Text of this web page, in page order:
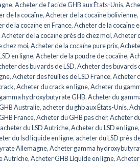
,Acheter de l’acide GHB aux États-Unis,
de la cocaïne,Acheter de la cocaïne bolivienne,
de la cocaïne en France,Acheter de la cocaïne
Acheter de la cocaïne près de chez moi,Acheter
chez moi,Acheter de la cocaïne pure prix,
en ligne,Acheter de la poudre de cocaïne,
des buvards de LSD,Acheter des buvards
,Acheter des feuilles de LSD France,Acheter
,Acheter du crack en ligne,Acheter du
hydroxybutyrate GHB,Acheter du
Australie, acheter du ghb aux États-Unis,
France,Acheter du GHB pas cher,Acheter
acheter du LSD Autriche,Acheter du LSD en ligne,
du lsd liquide en ligne, acheter du LSD près
Allemagne,Acheter gamma
Autriche,Acheter GHB Liquide en ligne,